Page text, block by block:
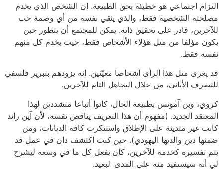
التزام اجتماعي هو خطيئة بحق الطبيعة. إن الشخص الذي يخدم
مصلحته الشخصية فقط، والذي ينقي نفسه من أي وصمة حب
للآخرين، قادر على تحقيق ذاته. يمكن للمجتمع أن يتطور حين
يكون مؤلفا من مثل هؤلاء الأشخاص فقط، حيث يخدم كل منهم
نفسه فقط.
قد يغري مثل هذا الرأي أشخاصا معيّنين. إنه يزودهم بتبرير فلسفي
للتصرف الأناني، من خلال التجاهل التام للآخرين.
كروي، وبن آموتس بطبيعة الحال، كانوا أتباعا متشددين لهذا
المعتقد الجديد. (مفهوم أن هذا التعريف يناقض نفسه، لأن آين راند
كانت غير متدينة على الإطلاق واستنكرت كافة الديانات، ومن
ضمنها دين والديها اليهودي). حين كنت اكتشف دان في عمل قد
يتم تفسيره كخدمة للآخرين، كان يفعل كل ما في وسعه ليشرح
لي أنه سيستفيد منه على المدى البعيد.